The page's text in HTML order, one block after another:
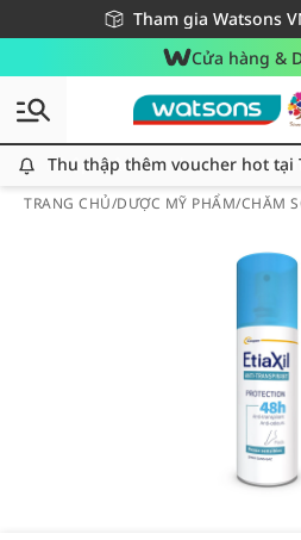
Tham gia Watsons
Miễn phí giao hàng cho
Giao hàng nhanh 24h - Áp
Cửa hàng &
Thu thập thêm voucher hot tại
TRANG CHỦ/DƯỢC MỸ PHẨM/CHĂM